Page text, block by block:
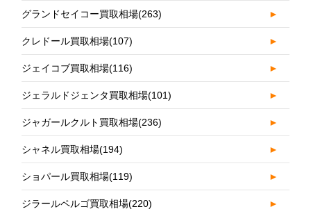
グランドセイコー買取相場(263) ►
クレドール買取相場(107) ►
ジェイコブ買取相場(116) ►
ジェラルドジェンタ買取相場(101) ►
ジャガールクルト買取相場(236) ►
シャネル買取相場(194) ►
ショパール買取相場(119) ►
ジラールペルゴ買取相場(220) ►